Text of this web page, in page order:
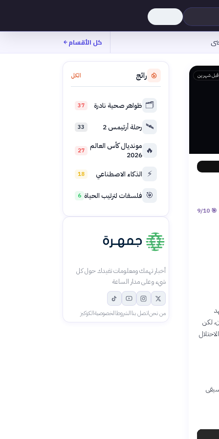
كل الأقسام
قبل شهرين
🎯
9/10
لكن
رائج الكل
🗂️ ظواهر صحية نادرة 37
🛰️ رحلة أرتيمس 2 33
🔥 مونديال كأس العالم
2026
27
⚡ الذكاء الاصطناعي 18
🎯 فلسفات لترتيب الحياة 6
أخبار تهمك ومعلومات تفيدك حول كل
شيء وعلى مدار الساعة
من نحناتصل بناالشروطالخصوصيةالكوكيز